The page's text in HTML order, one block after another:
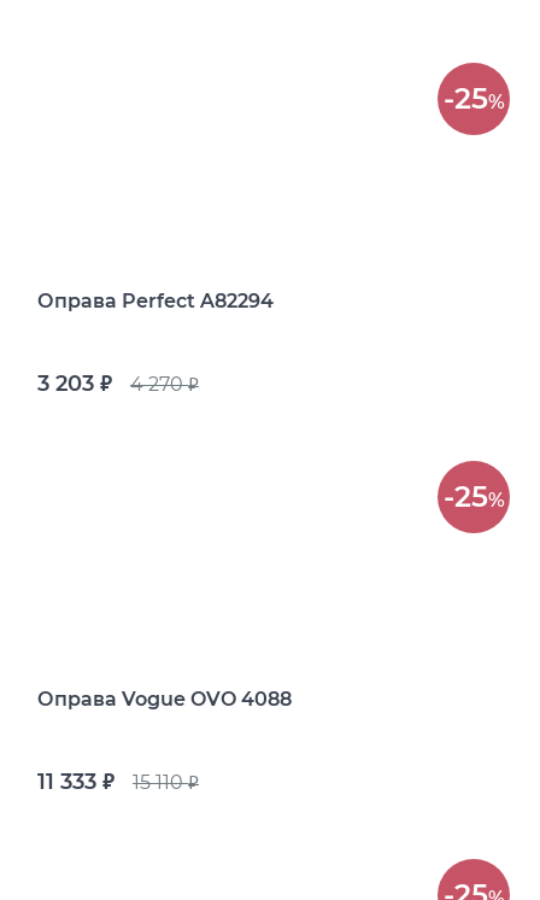
-25%
Оправа Perfect A82294
3 203 руб. 4 270руб.
-25%
Оправа Vogue OVO 4088
11 333 руб. 15 110руб.